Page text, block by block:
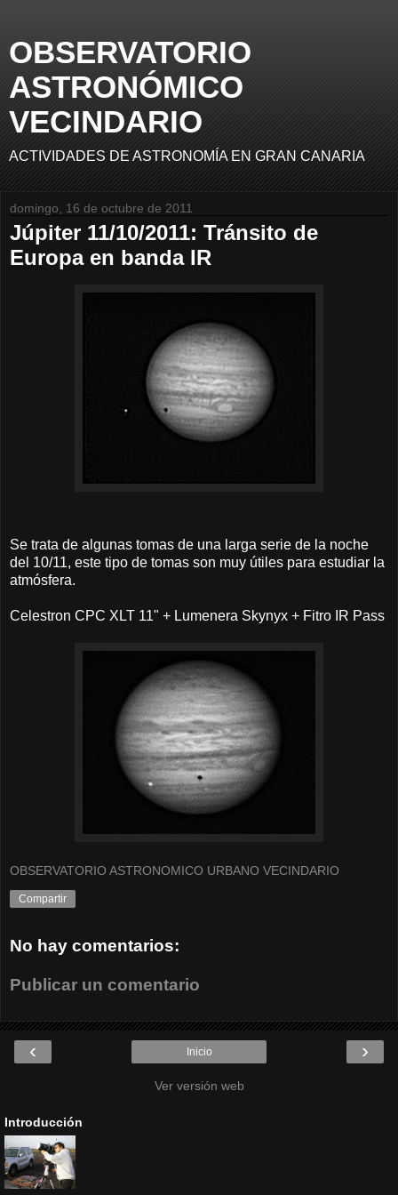
OBSERVATORIO
ASTRONÓMICO
VECINDARIO
ACTIVIDADES DE ASTRONOMÍA EN GRAN CANARIA
domingo, 16 de octubre de 2011
Júpiter 11/10/2011: Tránsito de
Europa en banda IR
Se trata de algunas tomas de una larga serie de la noche
del 10/11, este tipo de tomas son muy útiles para estudiar la
atmósfera.
Celestron CPC XLT 11" + Lumenera Skynyx + Fitro IR Pass
OBSERVATORIO ASTRONOMICO URBANO VECINDARIO
Compartir
No hay comentarios:
Publicar un comentario
‹ ›
Inicio
Ver versión web
Introducción